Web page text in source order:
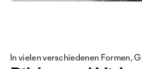
In vielen verschiedenen Formen,